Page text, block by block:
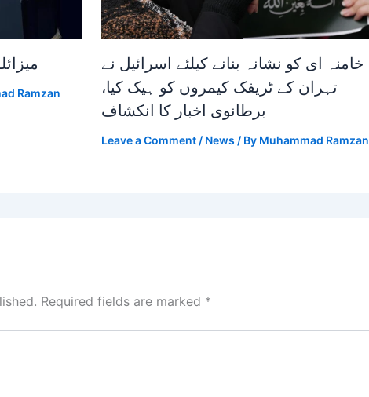
Ramzan
خامنہ ای کو نشانہ بنانے کیلئے اسرائیل نے
تہران کے ٹریفک کیمروں کو ہیک کیا،
برطانوی اخبار کا انکشاف
Leave a Comment / News / By Muhammad Ramzan
Required fields are marked *